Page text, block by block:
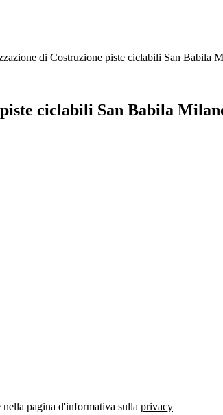
di Costruzione piste ciclabili San Babila
ciclabili San Babila
nella pagina d'informativa sulla privacy